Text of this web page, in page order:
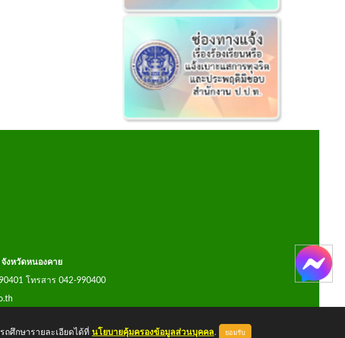
งหวัดหนองคาย
โทรสาร 042-990400
ศึกษารายละเอียดได้ที่ นโยบายคุ้มครองข้อมูลส่วนบุคคล. ยอมรับ